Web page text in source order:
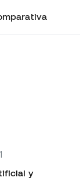
y